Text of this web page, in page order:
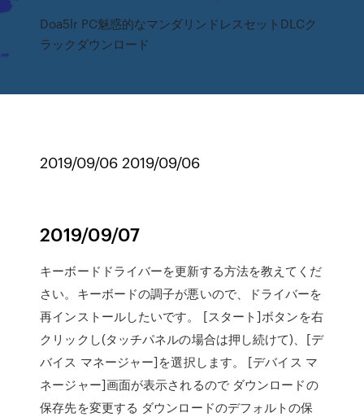
Doa5lr PC魅惑的なマンダリンドレスセットDLCク
ラックダウンロード
2019/09/06 2019/09/06
2019/09/07
キーボードドライバーを更新する方法を教えてくだ
さい。キーボードの調子が悪いので、ドライバーを
再インストールしたいです。 [スタート]ボタンを右
クリックし(タッチパネルの場合は押し続けて)、[デ
バイス マネージャー]を選択します。 [デバイス マ
ネージャー]画面が表示されるので ダウンロードの
保存先を変更する ダウンロードのデフォルトの保